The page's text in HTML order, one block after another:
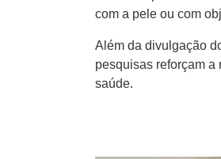
com a pele ou com
Além da divulgação
pesquisas reforçam
saúde.